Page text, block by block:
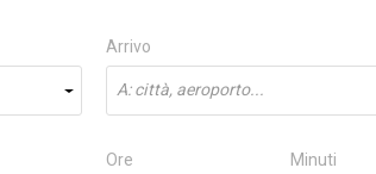
Arrivo
A: città, aeroporto...
Ore
Minuti